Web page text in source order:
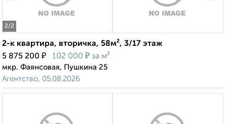
2/2
2-к квартира, вторичка, 58м², 3/17 этаж
5 875 200 ₽ 102 000 ₽ за м²
мкр. Фаянсовая, Пушкина 25
Агентство, 05.08.2026